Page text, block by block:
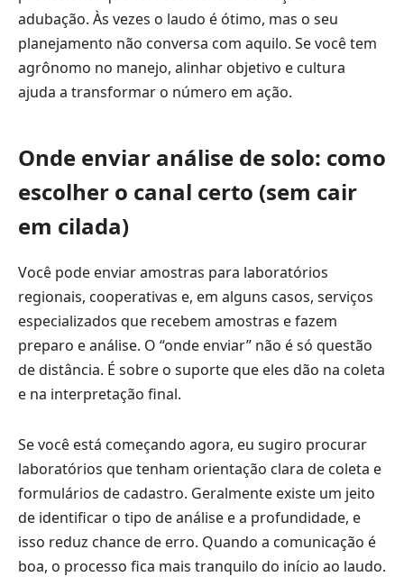
adubação. Às vezes o laudo é ótimo, mas o seu
planejamento não conversa com aquilo. Se você tem
agrônomo no manejo, alinhar objetivo e cultura
ajuda a transformar o número em ação.
Onde enviar análise de solo: como
escolher o canal certo (sem cair
em cilada)
Você pode enviar amostras para laboratórios
regionais, cooperativas e, em alguns casos, serviços
especializados que recebem amostras e fazem
preparo e análise. O “onde enviar” não é só questão
de distância. É sobre o suporte que eles dão na coleta
e na interpretação final.
Se você está começando agora, eu sugiro procurar
laboratórios que tenham orientação clara de coleta e
formulários de cadastro. Geralmente existe um jeito
de identificar o tipo de análise e a profundidade, e
isso reduz chance de erro. Quando a comunicação é
boa, o processo fica mais tranquilo do início ao laudo.